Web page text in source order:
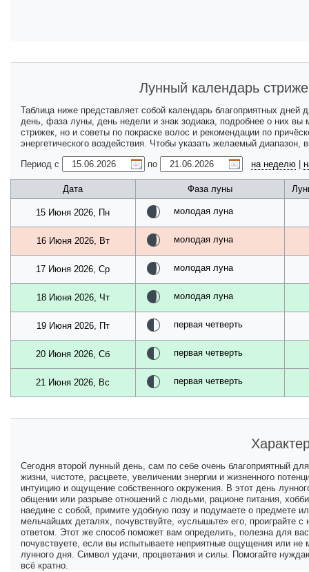
Лунный календарь
Таблица ниже представляет собой календарь благоприятных
день, фаза луны, день недели и знак зодиака, подробнее о них вы
стрижек, но и советы по покраске волос и рекомендации по
энергетического воздействия. Чтобы указать желаемый
Период с
по на неделю
Дата Фаза луны
15 Июня 2026, Пн молодая луна
16 Июня 2026, Вт молодая луна
17 Июня 2026, Ср молодая луна
18 Июня 2026, Чт молодая луна
19 Июня 2026, Пт первая четверть
20 Июня 2026, Сб первая четверть
21 Июня 2026, Вс первая четверть
Сегодня второй лунный день, сам по себе очень благоприятный
жизни, чистоте, расцвете, увеличении энергии и жизненного
интуицию и ощущение собственного окружения. В этот день
общении или разрыве отношений с людьми, рационе питания, хобби
наедине с собой, примите удобную позу и подумаете о предмете
мельчайших деталях, почувствуйте, «услышьте» его,
ответом. Этот же способ поможет вам определить, полезна для
почувствуете, если вы испытываете неприятные ощущения или не
лунного дня. Символ удачи, процветания и силы. Помогайте
всё кратно.